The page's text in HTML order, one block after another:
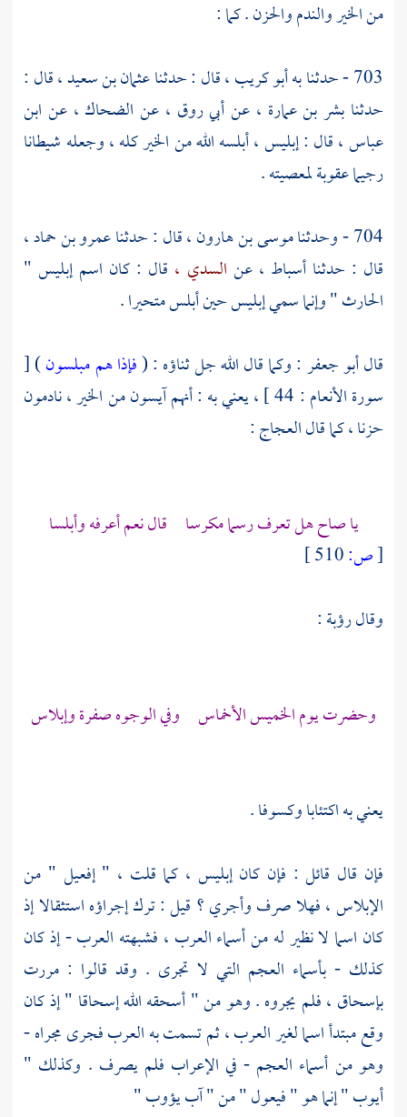
من الخير والندم والحزن . كما :
703 - حدثنا به
أبو كريب ،قال : حدثناعثمان بن سعيد ،قال :
حدثنا بشر بن عمارة ، عنأبي روق ، عن الضحاك ، عن ابن
عباس ،قال : إبليس ، أبلسه الله من الخير كله ، وجعله شيطانا
رجيما عقوبة لمعصيته .
704 - وحدثنا
موسى بن هارون ،قال : حدثناعمرو بن حماد ،
قال : حدثناأسباط ،عن السدي ، قال : كان اسم إبليس "
الحارث " وإنما سمي إبليس حين أبلس متحيرا .
قالأبو جعفر :وكما قال الله جل ثناؤه : (فإذا هم مبلسون) [
سورة الأنعام : 44 ] ، يعني به : أنهم آيسون من الخير ، نادمون
حزنا ، كما قالالعجاج:
يا صاح هل تعرف رسما مكرسا قال نعم أعرفه وأبلسا
[ص:
وقالرؤبة:
وحضرت يوم الخميس الأخماس وفي الوجوه صفرة وإبلاس
يعني به اكتئابا وكسوفا .
فإن قال قائل : فإن كان إبليس ، كما قلت ، " إفعيل " من
الإبلاس ، فهلا صرف وأجري ؟ قيل : ترك إجراؤه استثقالا إذ
كان اسما لا نظير له من أسماء العرب ، فشبهته العرب - إذ كان
كذلك - بأسماء العجم التي لا تجرى . وقد قالوا : مررت
بإسحاق ، فلم يجروه . وهو من " أسحقه الله إسحاقا " إذ كان
وقع مبتدأ اسما لغير العرب ، ثم تسمت به العرب فجرى مجراه -
وهو من أسماء العجم - في الإعراب فلم يصرف . وكذلك "
أيوب " إنما هو " فيعول " من " آب يؤوب "